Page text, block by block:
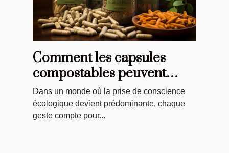
Comment les capsules
compostables peuvent
contribuer à une
alimentation durable
Dans un monde où la prise de conscience
écologique devient prédominante, chaque
geste compte pour...